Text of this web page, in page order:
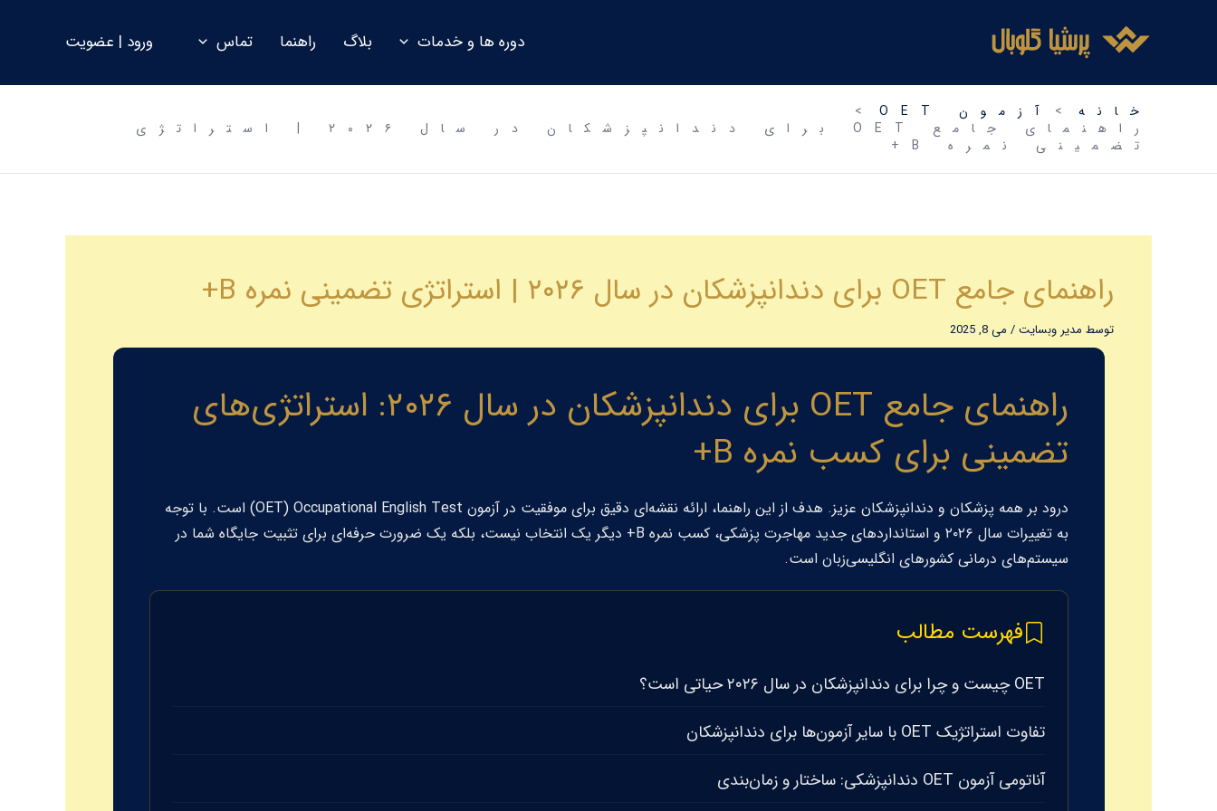
دوره ها و خدمات بلاگ راهنما تماس ورود | عضویت
خانه
آزمون OET
راهنمای جامع OET برای دندانپزشکان در سال ۲۰۲۶ | استراتژی
تضمینی نمره B+
راهنمای جامع OET برای دندانپزشکان در سال ۲۰۲۶ | استراتژی تضمینی نمره B+
توسط مدیر وبسایت/ می 8, 2025
راهنمای جامع OET برای دندانپزشکان در سال ۲۰۲۶: استراتژی‌های
تضمینی برای کسب نمره B+
درود بر همه پزشکان و دندانپزشکان عزیز. هدف از این راهنما، ارائه نقشه‌ای دقیق برای موفقیت در آزمون Occupational English Test
(OET) است. با توجه
به تغییرات سال ۲۰۲۶ و استانداردهای جدید مهاجرت پزشکی، کسب نمره B+ دیگر یک انتخاب نیست، بلکه یک ضرورت حرفه‌ای برای تثبیت جایگاه شما در
سیستم‌های درمانی کشورهای انگلیسی‌زبان است.
فهرست مطالب
OET چیست و چرا برای دندانپزشکان در سال ۲۰۲۶ حیاتی است؟
تفاوت استراتژیک OET با سایر آزمون‌ها برای دندانپزشکان
آناتومی آزمون OET دندانپزشکی: ساختار و زمان‌بندی